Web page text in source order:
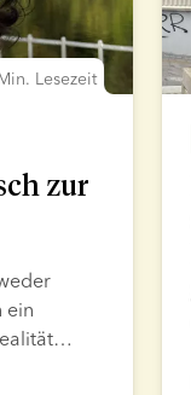
Lesezeit
zur
ein